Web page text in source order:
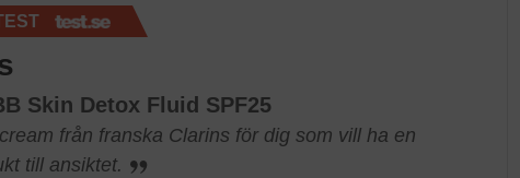
Skin Detox Fluid SPF25
från franska Clarins för dig som vill ha en
till ansiktet.